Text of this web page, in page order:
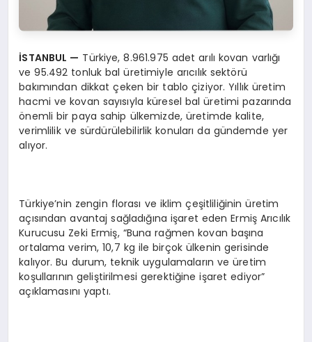
İSTANBUL — Türkiye, 8.961.975 adet arılı kovan varlığı
ve 95.492 tonluk bal üretimiyle arıcılık sektörü
bakımından dikkat çeken bir tablo çiziyor. Yıllık üretim
hacmi ve kovan sayısıyla küresel bal üretimi pazarında
önemli bir paya sahip ülkemizde, üretimde kalite,
verimlilik ve sürdürülebilirlik konuları da gündemde yer
alıyor.
Türkiye’nin zengin florası ve iklim çeşitliliğinin üretim
açısından avantaj sağladığına işaret eden Ermiş Arıcılık
Kurucusu Zeki Ermiş, “Buna rağmen kovan başına
ortalama verim, 10,7 kg ile birçok ülkenin gerisinde
kalıyor. Bu durum, teknik uygulamaların ve üretim
koşullarının geliştirilmesi gerektiğine işaret ediyor”
açıklamasını yaptı.